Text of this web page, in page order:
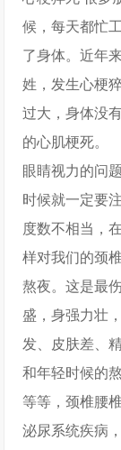
候，每天都忙
了身体。近年
姓，发生心梗
过大，身体没
的心肌梗死。
眼睛视力的问
时候就一定要
度数不相当，
样对我们的颈
熬夜。这是最
盛，身强力壮
发、皮肤差、
和年轻时候的
等等，颈椎腰
泌尿系统疾病